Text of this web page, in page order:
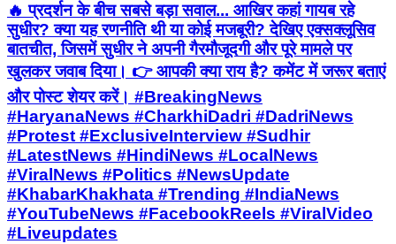
🔥 प्रदर्शन के बीच सबसे बड़ा सवाल... आखिर कहां गायब रहे
सुधीर? क्या यह रणनीति थी या कोई मजबूरी? देखिए एक्सक्लूसिव
बातचीत, जिसमें सुधीर ने अपनी गैरमौजूदगी और पूरे मामले पर
खुलकर जवाब दिया। 👉 आपकी क्या राय है? कमेंट में जरूर बताएं
और पोस्ट शेयर करें। #BreakingNews
#HaryanaNews #CharkhiDadri #DadriNews
#Protest #ExclusiveInterview #Sudhir
#LatestNews #HindiNews #LocalNews
#ViralNews #Politics #NewsUpdate
#KhabarKhakhata #Trending #IndiaNews
#YouTubeNews #FacebookReels #ViralVideo
#Liveupdates